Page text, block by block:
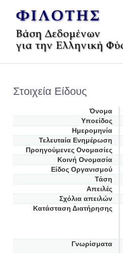
Στοιχεία Είδους
Όνομα
Υποείδος
Ημερομηνία
Τελευταία Ενημέρωση
Προηγούμενες Oνομασίες
Κοινή Ονομασία
Είδος Οργανισμού
Τάση
Απειλές
Σχόλια απειλών
Κατάσταση Διατήρησης
Γνωρίσματα